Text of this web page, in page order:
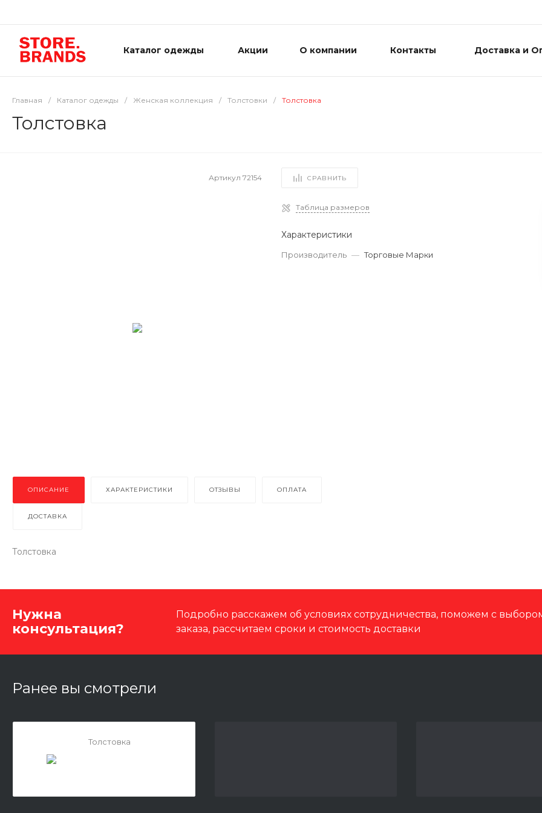
Каталог одежды Акции О компании Контакты Доставка и
Главная / Каталог одежды / Женская коллекция / Толстовки / Толстовка
Толстовка
Артикул72154 СРАВНИТЬ
Таблица размеров
Характеристики
Производитель — Торговые Марки
ОПИСАНИЕ ХАРАКТЕРИСТИКИ ОТЗЫВЫ ОПЛАТА
ДОСТАВКА
Толстовка
Нужна
консультация?
Подробно расскажем об условиях сотрудничества, поможем с
заказа, рассчитаем сроки и стоимость доставки
Ранее вы смотрели
Толстовка